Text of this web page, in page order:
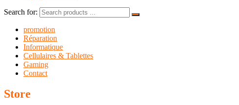
Search for:
promotion
Réparation
Informatique
Cellulaires & Tablettes
Gaming
Contact
Store